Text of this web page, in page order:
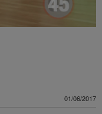
01/06/2017